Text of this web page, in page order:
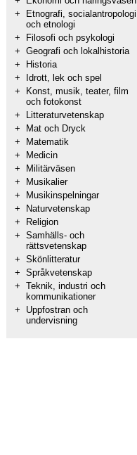
+
Etnografi, socialantropologi
och etnologi
+
Filosofi och psykologi
+ Geografi och lokalhistoria
+
Historia
+
Idrott, lek och spel
+
Konst, musik, teater, film
och fotokonst
+
Litteraturvetenskap
+
Mat och Dryck
+
Matematik
+
Medicin
+
Militärväsen
+
Musikalier
+
Musikinspelningar
+
Naturvetenskap
+
Religion
+ Samhälls- och
rättsvetenskap
+ Skönlitteratur
+ Språkvetenskap
+ Teknik, industri och
kommunikationer
+
Uppfostran och
undervisning